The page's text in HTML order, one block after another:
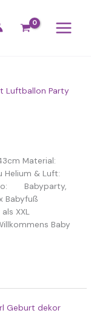
Material:
Helium & Luft:
Babyparty,
Babyfuß
XXL
Baby